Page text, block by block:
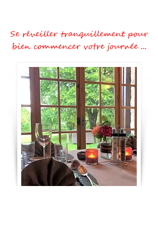
Se réveiller tranquillement pour
bien commencer votre journée ...